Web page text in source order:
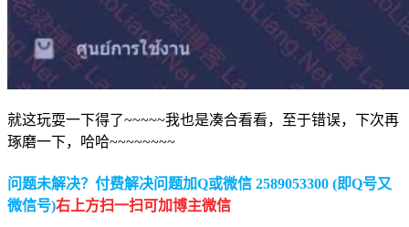
就这玩耍一下得了~~~~~我也是凑合看看，至于错误，下次再
琢磨一下，哈哈~~~~~~~~
问题未解决？付费解决问题加Q或微信 2589053300 (即Q号又
微信号)右上方扫一扫可加博主微信